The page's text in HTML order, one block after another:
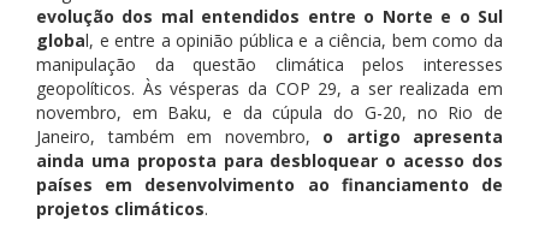
evolução dos mal entendidos entre o Norte e o Sul
global, e entre a opinião pública e a ciência, bem como da
manipulação da questão climática pelos interesses
geopolíticos. Às vésperas da COP 29, a ser realizada em
novembro, em Baku, e da cúpula do G-20, no Rio de
Janeiro, também em novembro, o artigo apresenta
ainda uma proposta para desbloquear o acesso dos
países em desenvolvimento ao financiamento de
projetos climáticos.